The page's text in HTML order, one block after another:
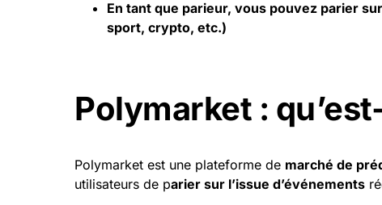
En tant que parieur, vous pouvez parier
sport, crypto, etc.)
Polymarket :
Polymarket est une plateforme de marché de
utilisateurs de parier sur l’issue d’événements